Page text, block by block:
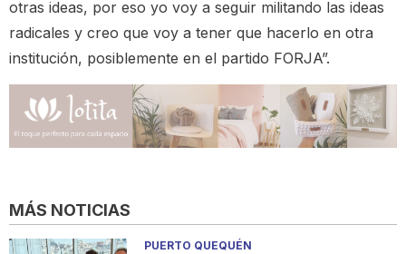
otras ideas, por eso yo voy a seguir militando las ideas
radicales y creo que voy a tener que hacerlo en otra
institución, posiblemente en el partido FORJA”.
MÁS NOTICIAS
PUERTO QUEQUÉN